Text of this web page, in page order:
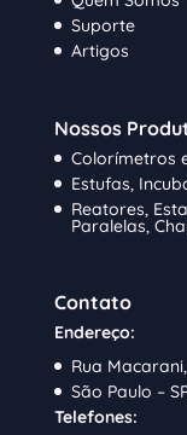
Suporte
Artigos
Nossos
Colorímetros
Estufas,
Reatores,
Paralelas,
Contato
Endereço:
Rua
São Paulo –
Telefones: